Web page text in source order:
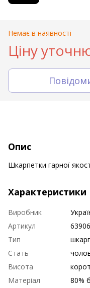
Немає в наявності
Ціну
Опис
Шкарпетки гарної
Характеристики
Виробник
Артикул
Тип
Стать
Висота
Матеріал
80%